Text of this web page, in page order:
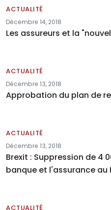
ACTUALITÉ
Décembre 14, 2018
Les assureurs et la
ACTUALITÉ
Décembre 13, 2018
Approbation du plan de
ACTUALITÉ
Décembre 13, 2018
Brexit : Suppression de 4
banque et l'assurance au
ACTUALITÉ